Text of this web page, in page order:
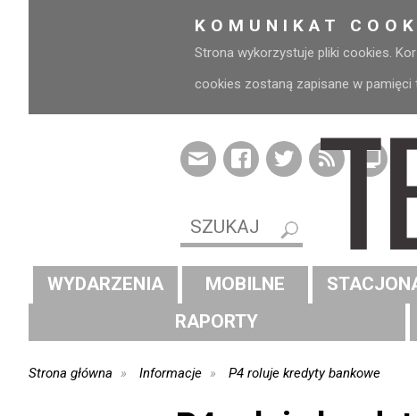
KOMUNIKAT
Strona wykorzystuje pliki cookies.
cookies zostaną zapisane w pamięci
WYDARZENIA MOBILNE
RAPORTY
Strona główna Informacje P4 roluje kredyty bankowe